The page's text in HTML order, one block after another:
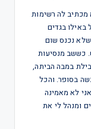
מכתיב לה רשימות
בגדים
נכנס שום
כששב מנסיעות
במבה הביתה,
בסופר. והכל
לא מאמינה
ומנהל לי את